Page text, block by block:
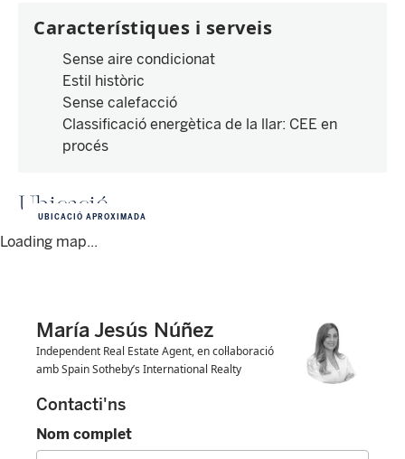
Característiques i serveis
Sense aire condicionat
Estil històric
Sense calefacció
Classificació energètica de la llar: CEE en
procés
Ubicació
Loading map...
UBICACIÓ APROXIMADA
María Jesús Núñez
Independent Real Estate Agent, en col·laboració
amb Spain Sotheby’s International Realty
Contacti'ns
Nom complet